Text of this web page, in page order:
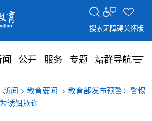
搜索无障碍关怀版
公开 服务 专题 站群导航
新闻 > 教育要闻
> 教育部发布预警：警惕
诱饵欺诈